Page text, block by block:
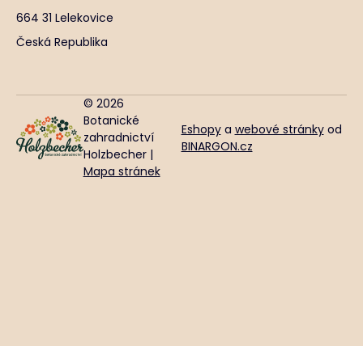
664 31 Lelekovice
Česká Republika
© 2026
Botanické
zahradnictví
Holzbecher |
Mapa stránek
Eshopya webové stránkyod
BINARGON.cz